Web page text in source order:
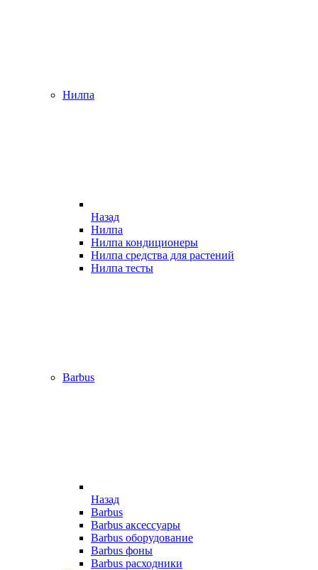
Нилпа
Назад
Нилпа
Нилпа кондиционеры
Нилпа средства для растений
Нилпа тесты
Barbus
Назад
Barbus
Barbus аксессуары
Barbus оборудование
Barbus фоны
Barbus расходники